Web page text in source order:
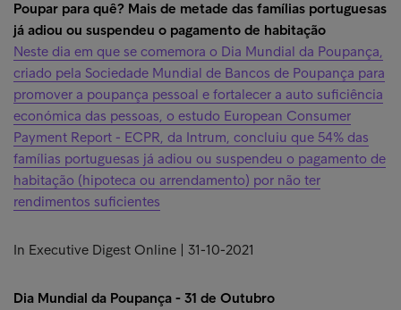
Poupar para quê? Mais de metade das famílias portuguesas
já adiou ou suspendeu o pagamento de habitação
Neste dia em que se comemora o Dia Mundial da Poupança,
criado pela Sociedade Mundial de Bancos de Poupança para
promover a poupança pessoal e fortalecer a auto suficiência
económica das pessoas, o estudo European Consumer
Payment Report - ECPR, da Intrum, concluiu que 54% das
famílias portuguesas já adiou ou suspendeu o pagamento de
habitação (hipoteca ou arrendamento) por não ter
rendimentos suficientes
In Executive Digest Online | 31-10-2021
Dia Mundial da Poupança - 31 de Outubro